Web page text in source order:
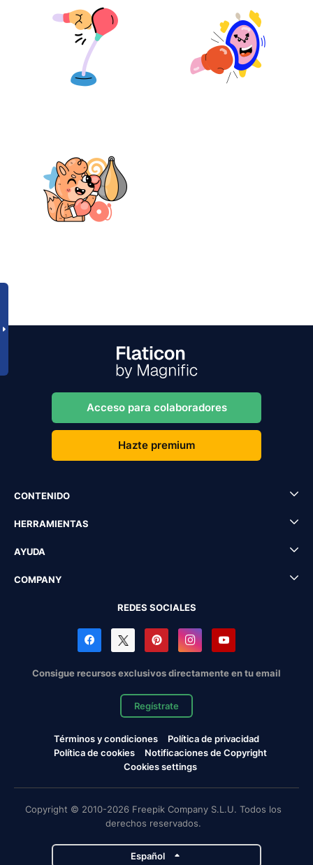
Acceso para colaboradores
Hazte premium
CONTENIDO
HERRAMIENTAS
AYUDA
COMPANY
REDES SOCIALES
Consigue recursos exclusivos directamente en tu email
Regístrate
Términos y condiciones
Política de privacidad
Política de cookies
Notificaciones de Copyright
Cookies settings
Copyright © 2010-2026 Freepik Company S.L.U. Todos los
derechos reservados.
Español